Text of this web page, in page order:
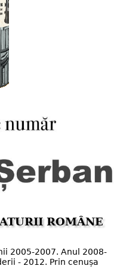
ROMÂNE
2005-2007. Anul 2008-
- 2012. Prin cenușa